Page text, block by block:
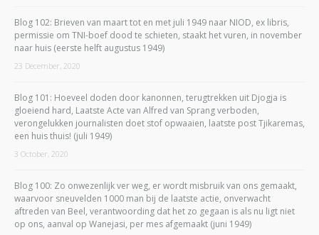
Blog 102: Brieven van maart tot en met juli 1949 naar NIOD, ex libris,
permissie om TNI-boef dood te schieten, staakt het vuren, in november
naar huis (eerste helft augustus 1949)
23 December, 2020
Blog 101: Hoeveel doden door kanonnen, terugtrekken uit Djogja is
gloeiend hard, Laatste Acte van Alfred van Sprang verboden,
verongelukken journalisten doet stof opwaaien, laatste post Tjikaremas,
een huis thuis! (juli 1949)
3 October, 2020
Blog 100: Zo onwezenlijk ver weg, er wordt misbruik van ons gemaakt,
waarvoor sneuvelden 1000 man bij de laatste actie, onverwacht
aftreden van Beel, verantwoording dat het zo gegaan is als nu ligt niet
op ons, aanval op Wanejasi, per mes afgemaakt (juni 1949)